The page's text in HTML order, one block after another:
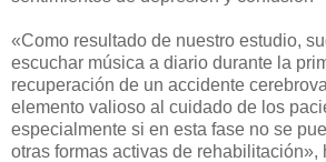
«Como resultado de nuestro estudio,
escuchar música a diario durante la
recuperación de un accidente
elemento valioso al cuidado de los
especialmente si en esta fase no se
otras formas activas de rehabilitación»,